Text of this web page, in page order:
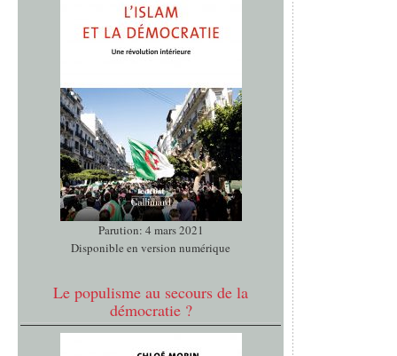
Parution: 4 mars 2021
Disponible en version numérique
Le populisme au secours de la
démocratie ?